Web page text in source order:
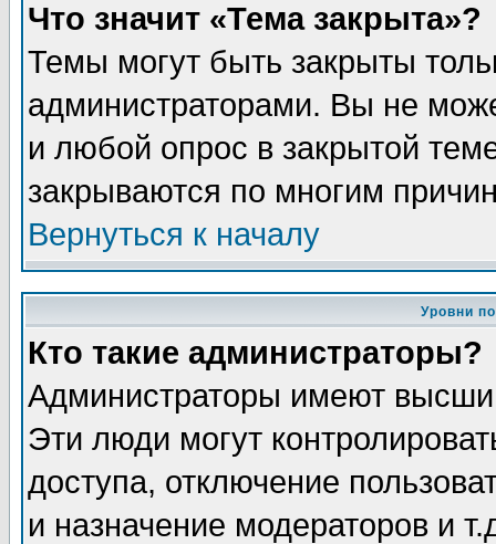
Что значит «Тема закрыта»?
Темы могут быть закрыты
администраторами. Вы не
и любой опрос в закрытой
закрываются по многим
Вернуться к началу
Уровни
Кто такие администраторы?
Администраторы имеют
Эти люди могут
доступа, отключение
и назначение модераторов и